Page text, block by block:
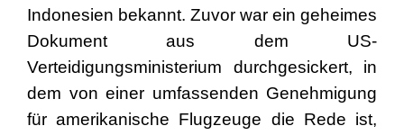
Indonesien bekannt. Zuvor war ein geheimes
Dokument aus dem US-
Verteidigungsministerium durchgesickert, in
dem von einer umfassenden Genehmigung
für amerikanische Flugzeuge die Rede ist,